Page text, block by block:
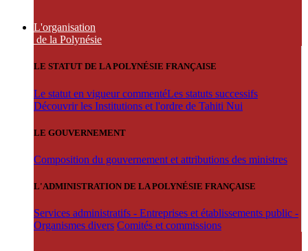
L'organisation
de la Polynésie
LE STATUT DE LA POLYNÉSIE FRANÇAISE
Le statut en vigueur commentéLes statuts successifs
Découvrir les Institutions et l'ordre de Tahiti Nui
LE GOUVERNEMENT
Composition du gouvernement et attributions des ministres
L'ADMINISTRATION DE LA POLYNÉSIE FRANÇAISE
Services administratifs - Entreprises et établissements public -
Organismes divers Comités et commissions